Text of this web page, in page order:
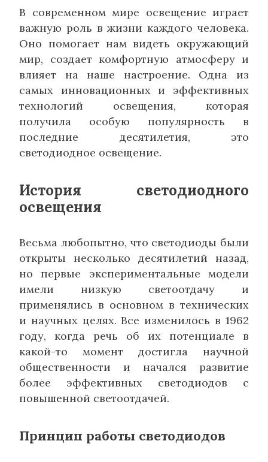
В современном мире освещение играет
важную роль в жизни каждого человека.
Оно помогает нам видеть окружающий
мир, создает комфортную атмосферу и
влияет на наше настроение. Одна из
самых инновационных и эффективных
технологий освещения, которая
получила особую популярность в
последние десятилетия, это
светодиодное освещение.
История светодиодного
освещения
Весьма любопытно, что светодиоды были
открыты несколько десятилетий назад,
но первые экспериментальные модели
имели низкую светоотдачу и
применялись в основном в технических
и научных целях. Все изменилось в 1962
году, когда речь об их потенциале в
какой-то момент достигла научной
общественности и начался развитие
более эффективных светодиодов с
повышенной светоотдачей.
Принцип работы светодиодов